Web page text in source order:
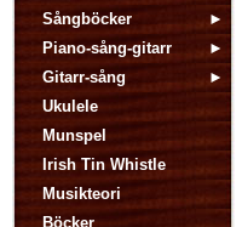
Sångböcker
Piano-sång-gitarr
Gitarr-sång
Ukulele
Munspel
Irish Tin Whistle
Musikteori
Böcker